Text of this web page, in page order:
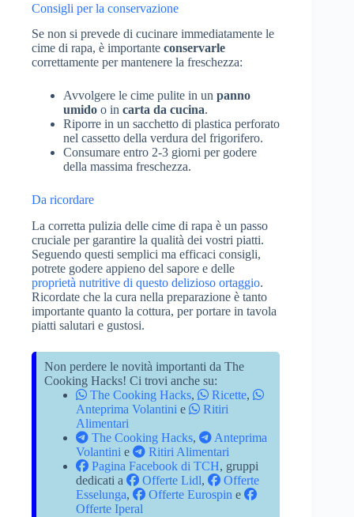
Consigli per la conservazione
Se non si prevede di cucinare immediatamente le
cime di rapa, è importante conservarle
correttamente per mantenere la freschezza:
Avvolgere le cime pulite in un panno
umido o in carta da cucina.
Riporre in un sacchetto di plastica perforato
nel cassetto della verdura del frigorifero.
Consumare entro 2-3 giorni per godere
della massima freschezza.
Da ricordare
La corretta pulizia delle cime di rapa è un passo
cruciale per garantire la qualità dei vostri piatti.
Seguendo questi semplici ma efficaci consigli,
potrete godere appieno del sapore e delle
proprietà nutritive di questo delizioso ortaggio.
Ricordate che la cura nella preparazione è tanto
importante quanto la cottura, per portare in tavola
piatti salutari e gustosi.
Non perdere le novità importanti da The
Cooking Hacks! Ci trovi anche su:
The Cooking Hacks, Ricette,
Anteprima Volantini e
Ritiri
Alimentari
The Cooking Hacks,
Anteprima
Volantini e
Ritiri Alimentari
Pagina Facebook di TCH, gruppi
dedicati a
Offerte Lidl,
Offerte
Esselunga, Offerte Eurospin e
Offerte Iperal